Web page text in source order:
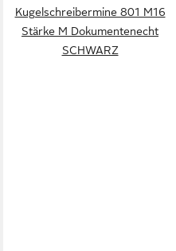
Kugelschreibermine 801 M16
Stärke M Dokumentenecht
SCHWARZ